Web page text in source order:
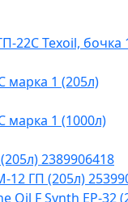
22С Texoil, бочка
марка 1 (205л)
марка 1 (1000л)
2389906418
ГП (205л)
Oil F Synth EP-32